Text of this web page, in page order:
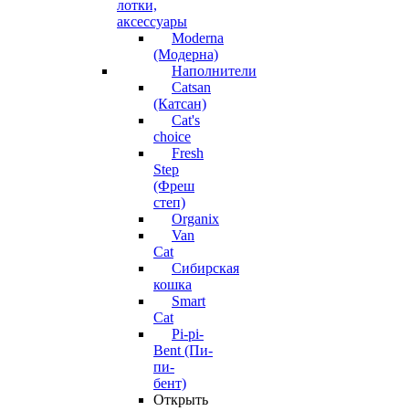
лотки,
аксессуары
Moderna
(Модерна)
Наполнители
Catsan
(Катсан)
Cat's
choice
Fresh
Step
(Фреш
степ)
Organix
Van
Cat
Сибирская
кошка
Smart
Cat
Pi-pi-
Bent (Пи-
пи-
бент)
Открыть